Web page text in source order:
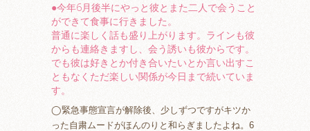
●今年6月後半にやっと彼とまた二人で会うこと
ができて食事に行きました。
普通に楽しく話も盛り上がります。ラインも彼
からも連絡きますし、会う誘いも彼からです。
でも彼は好きとか付き合いたいとか言い出すこ
ともなくただ楽しい関係が今日まで続いていま
す。
◯緊急事態宣言が解除後、少しずつですがキツか
った自粛ムードがほんのりと和らぎましたよね。6